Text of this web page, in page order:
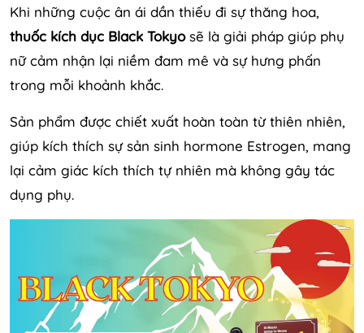
Khi những cuộc ân ái dần thiếu đi sự thăng hoa,
thuốc kích dục Black Tokyosẽ là giải pháp giúp phụ
nữ cảm nhận lại niềm đam mê và sự hưng phấn
trong mỗi khoảnh khắc.
Sản phẩm được chiết xuất hoàn toàn từ thiên nhiên,
giúp kích thích sự sản sinh hormone Estrogen, mang
lại cảm giác kích thích tự nhiên mà không gây tác
dụng phụ.